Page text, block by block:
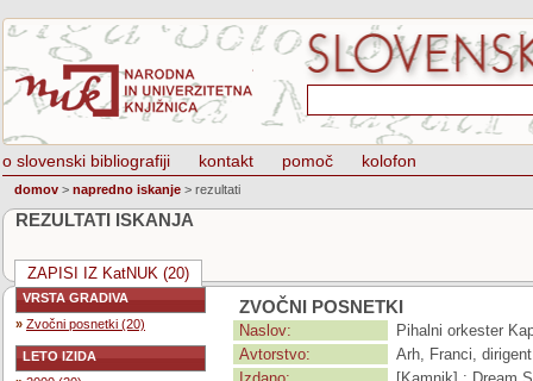
o slovenski bibliografiji kontakt pomoč kolofon
domov > napredno iskanje > rezultati
REZULTATI ISKANJA
ZAPISI IZ KatNUK (20)
VRSTA GRADIVA
» Zvočni posnetki (20)
LETO IZIDA
ZVOČNI POSNETKI
Naslov:
Pihalni orkester
Avtorstvo:
Arh, Franci,